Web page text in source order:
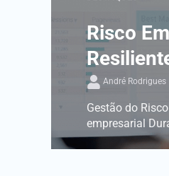
Risco
André Rodrigues
Gestão do
empresarial